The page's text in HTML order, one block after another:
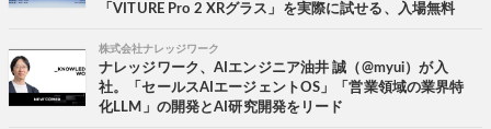
「VITURE Pro 2 XRグラス」を実際に試せる、入場無料
株式会社ナレッジワーク
ナレッジワーク、AIエンジニア油井 誠（@myui）が入
社。「セールスAIエージェントOS」「営業領域の業界特
化LLM」の開発とAI研究開発をリード